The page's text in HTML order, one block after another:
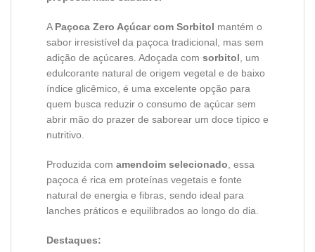
A Paçoca Zero Açúcar com Sorbitol mantém o
sabor irresistível da paçoca tradicional, mas sem
adição de açúcares. Adoçada com sorbitol, um
edulcorante natural de origem vegetal e de baixo
índice glicêmico, é uma excelente opção para
quem busca reduzir o consumo de açúcar sem
abrir mão do prazer de saborear um doce típico e
nutritivo.
Produzida com amendoim selecionado, essa
paçoca é rica em proteínas vegetais e fonte
natural de energia e fibras, sendo ideal para
lanches práticos e equilibrados ao longo do dia.
Destaques: